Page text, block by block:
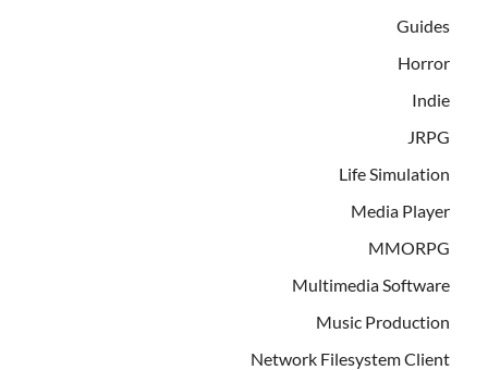
Guides
Horror
Indie
JRPG
Life Simulation
Media Player
MMORPG
Multimedia Software
Music Production
Network Filesystem Client